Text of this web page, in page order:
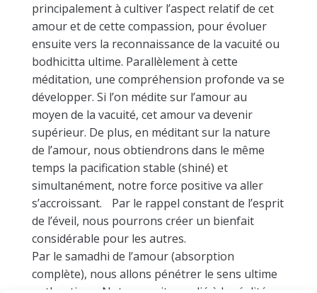
principalement à cultiver l’aspect relatif de cet
amour et de cette compassion, pour évoluer
ensuite vers la reconnaissance de la vacuité ou
bodhicitta ultime. Parallèlement à cette
méditation, une compréhension profonde va se
développer. Si l’on médite sur l’amour au
moyen de la vacuité, cet amour va devenir
supérieur. De plus, en méditant sur la nature
de l’amour, nous obtiendrons dans le même
temps la pacification stable (shiné) et
simultanément, notre force positive va aller
s’accroissant. Par le rappel constant de l’esprit
de l’éveil, nous pourrons créer un bienfait
considérable pour les autres.
Par le samadhi de l’amour (absorption
complète), nous allons pénétrer le sens ultime